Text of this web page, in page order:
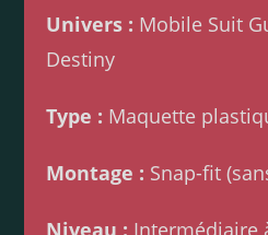
Univers : Mobile Suit
Destiny
Type : Maquette
Montage : Snap-fit
Niveau : Intermédiaire